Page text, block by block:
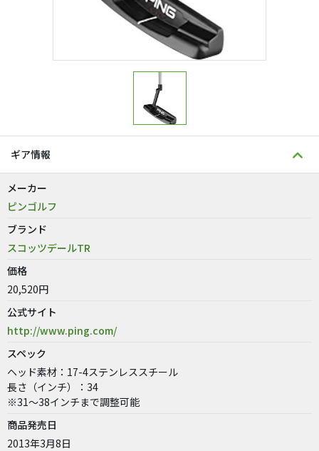
ギア情報
メーカー
ピンゴルフ
ブランド
スコッツデールTR
価格
20,520円
公式サイト
http://www.ping.com/
スペック
ヘッド素材：17-4ステンレススチール
長さ（インチ）：34
※31〜38インチまで調整可能
商品発売日
2013年3月8日